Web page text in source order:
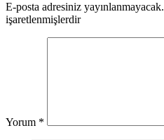
E-posta adresiniz yayınlanmayacak.
işaretlenmişlerdir
Yorum *